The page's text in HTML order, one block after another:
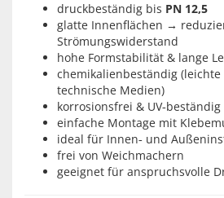
druckbeständig bis PN 12,5
glatte Innenflächen →
Strömungswiderstand
hohe Formstabilität & lange
chemikalienbeständig (leichte
technische Medien)
korrosionsfrei & UV‑beständig
einfache Montage mit
ideal für Innen‑ und
frei von Weichmachern
geeignet für anspruchsvolle